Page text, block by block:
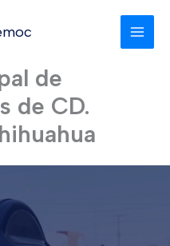
de
de CD.